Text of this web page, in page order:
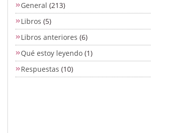
General (213)
Libros (5)
Libros anteriores (6)
Qué estoy leyendo (1)
Respuestas (10)